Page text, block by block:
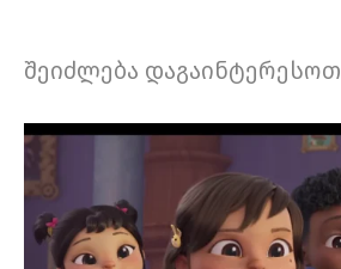
შეიძლება დაგაინტერესოთ